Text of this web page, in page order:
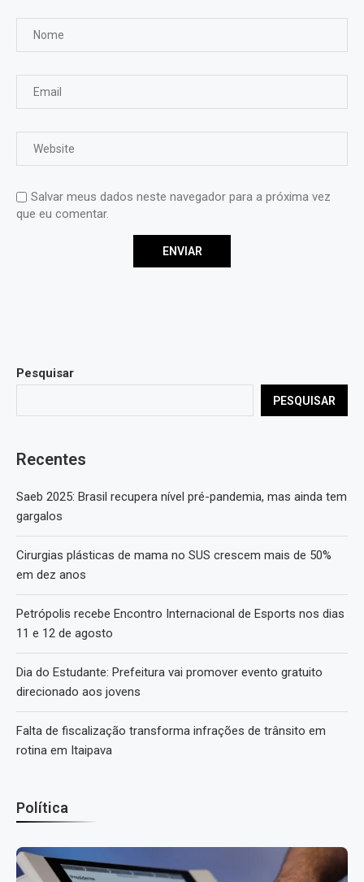
Salvar meus dados neste navegador para a próxima vez
que eu comentar.
Pesquisar
PESQUISAR
Recentes
Saeb 2025: Brasil recupera nível pré-pandemia, mas ainda tem
gargalos
Cirurgias plásticas de mama no SUS crescem mais de 50%
em dez anos
Petrópolis recebe Encontro Internacional de Esports nos dias
11 e 12 de agosto
Dia do Estudante: Prefeitura vai promover evento gratuito
direcionado aos jovens
Falta de fiscalização transforma infrações de trânsito em
rotina em Itaipava
Política